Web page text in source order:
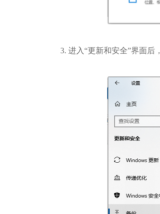
3. 进入“更新和安全”界面后，